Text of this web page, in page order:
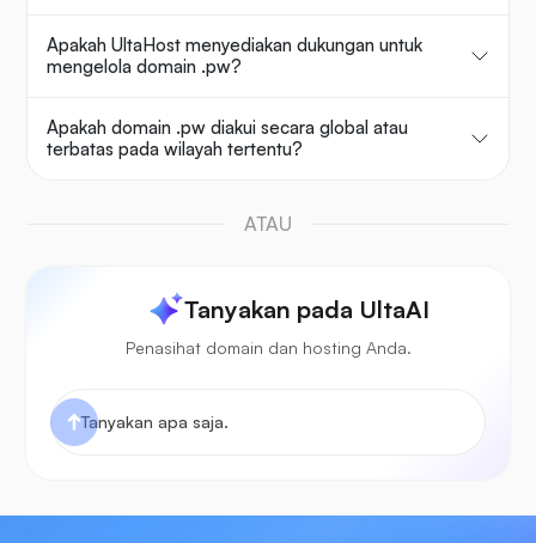
Apakah UltaHost menyediakan dukungan untuk
mengelola domain .pw?
Apakah domain .pw diakui secara global atau
terbatas pada wilayah tertentu?
ATAU
Tanyakan pada UltaAI
Penasihat domain dan hosting Anda.